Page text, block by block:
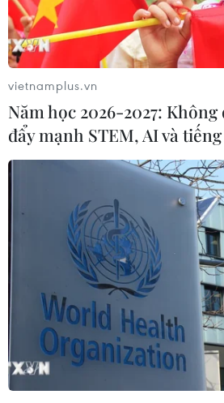
TIN LIÊN QUAN
Thủ môn Thái Lan không
Đình, tự tin đánh bại Việt
11/11/2019 07:04
vietnamplus.vn
Năm học 2026-2027: Không
đẩy mạnh STEM, AI và